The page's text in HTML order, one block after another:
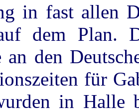
in fast allen
dem Plan.
an den
für
in Halle